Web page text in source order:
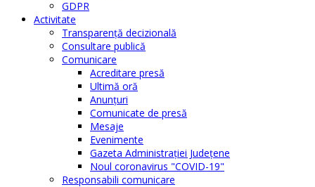
GDPR
Activitate
Transparenţă decizională
Consultare publică
Comunicare
Acreditare presă
Ultimă oră
Anunţuri
Comunicate de presă
Mesaje
Evenimente
Gazeta Administraţiei Judeţene
Noul coronavirus "COVID-19"
Responsabili comunicare